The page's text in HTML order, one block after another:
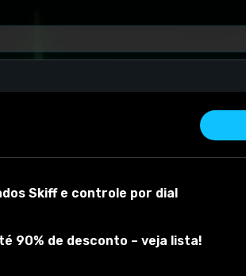
Skiff e controle por dial
90% de desconto – veja lista!